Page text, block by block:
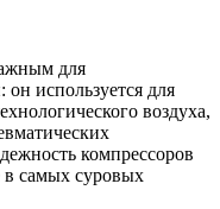
для
используется для
воздуха,
компрессоров
в самых суровых